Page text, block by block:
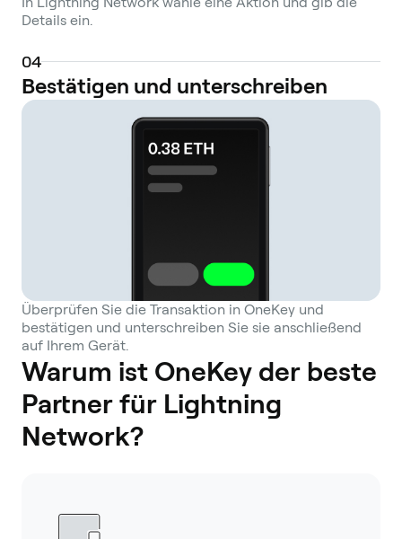
Details ein.
04
Bestätigen und unterschreiben
Überprüfen Sie die Transaktion in OneKey und
bestätigen und unterschreiben Sie sie anschließend
auf Ihrem Gerät.
Warum ist OneKey der beste
Partner für Lightning
Network?